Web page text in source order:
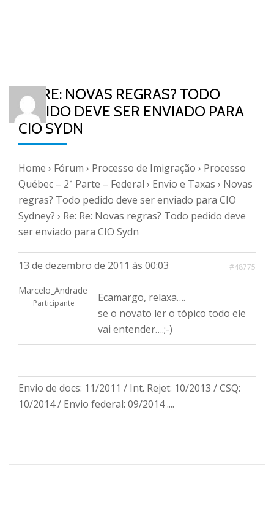
RE: RE: NOVAS REGRAS? TODO
PEDIDO DEVE SER ENVIADO PARA
CIO SYDN
Home › Fórum › Processo de Imigração › Processo
Québec – 2ª Parte – Federal › Envio e Taxas › Novas
regras? Todo pedido deve ser enviado para CIO
Sydney? › Re: Re: Novas regras? Todo pedido deve
ser enviado para CIO Sydn
13 de dezembro de 2011 às 00:03 #48775
Marcelo_Andrade
Participante
Ecamargo, relaxa….
se o novato ler o tópico todo ele
vai entender….;-)
Envio de docs: 11/2011 / Int. Rejet: 10/2013 / CSQ:
10/2014 / Envio federal: 09/2014 ....